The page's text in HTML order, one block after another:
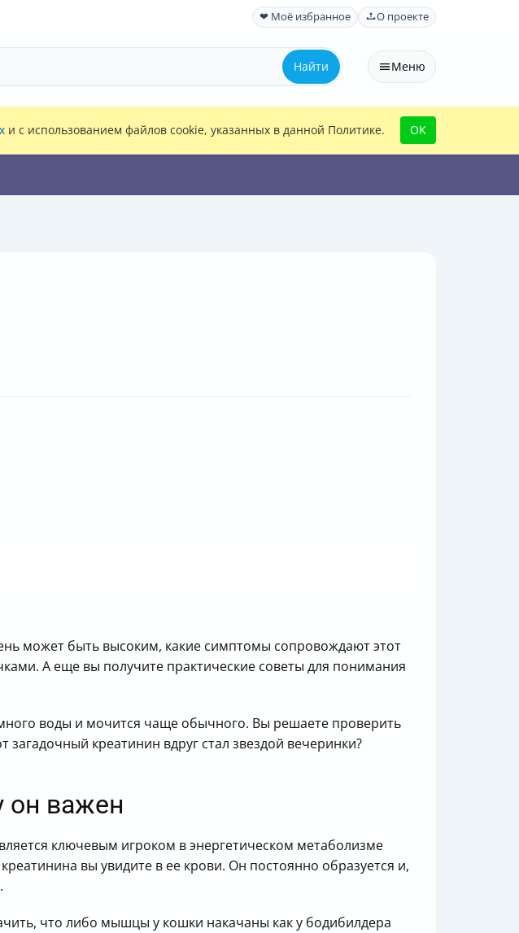
❤ Моё избранное О проекте
Найти Меню
и с использованием файлов cookie, указанных в данной Политике. OK
может быть высоким, какие симптомы сопровождают этот
А еще вы получите практические советы для понимания
воды и мочится чаще обычного. Вы решаете проверить
креатинин вдруг стал звездой вечеринки?
он важен
ключевым игроком в энергетическом метаболизме
вы увидите в ее крови. Он постоянно образуется и,
что либо мышцы у кошки накачаны как у бодибилдера